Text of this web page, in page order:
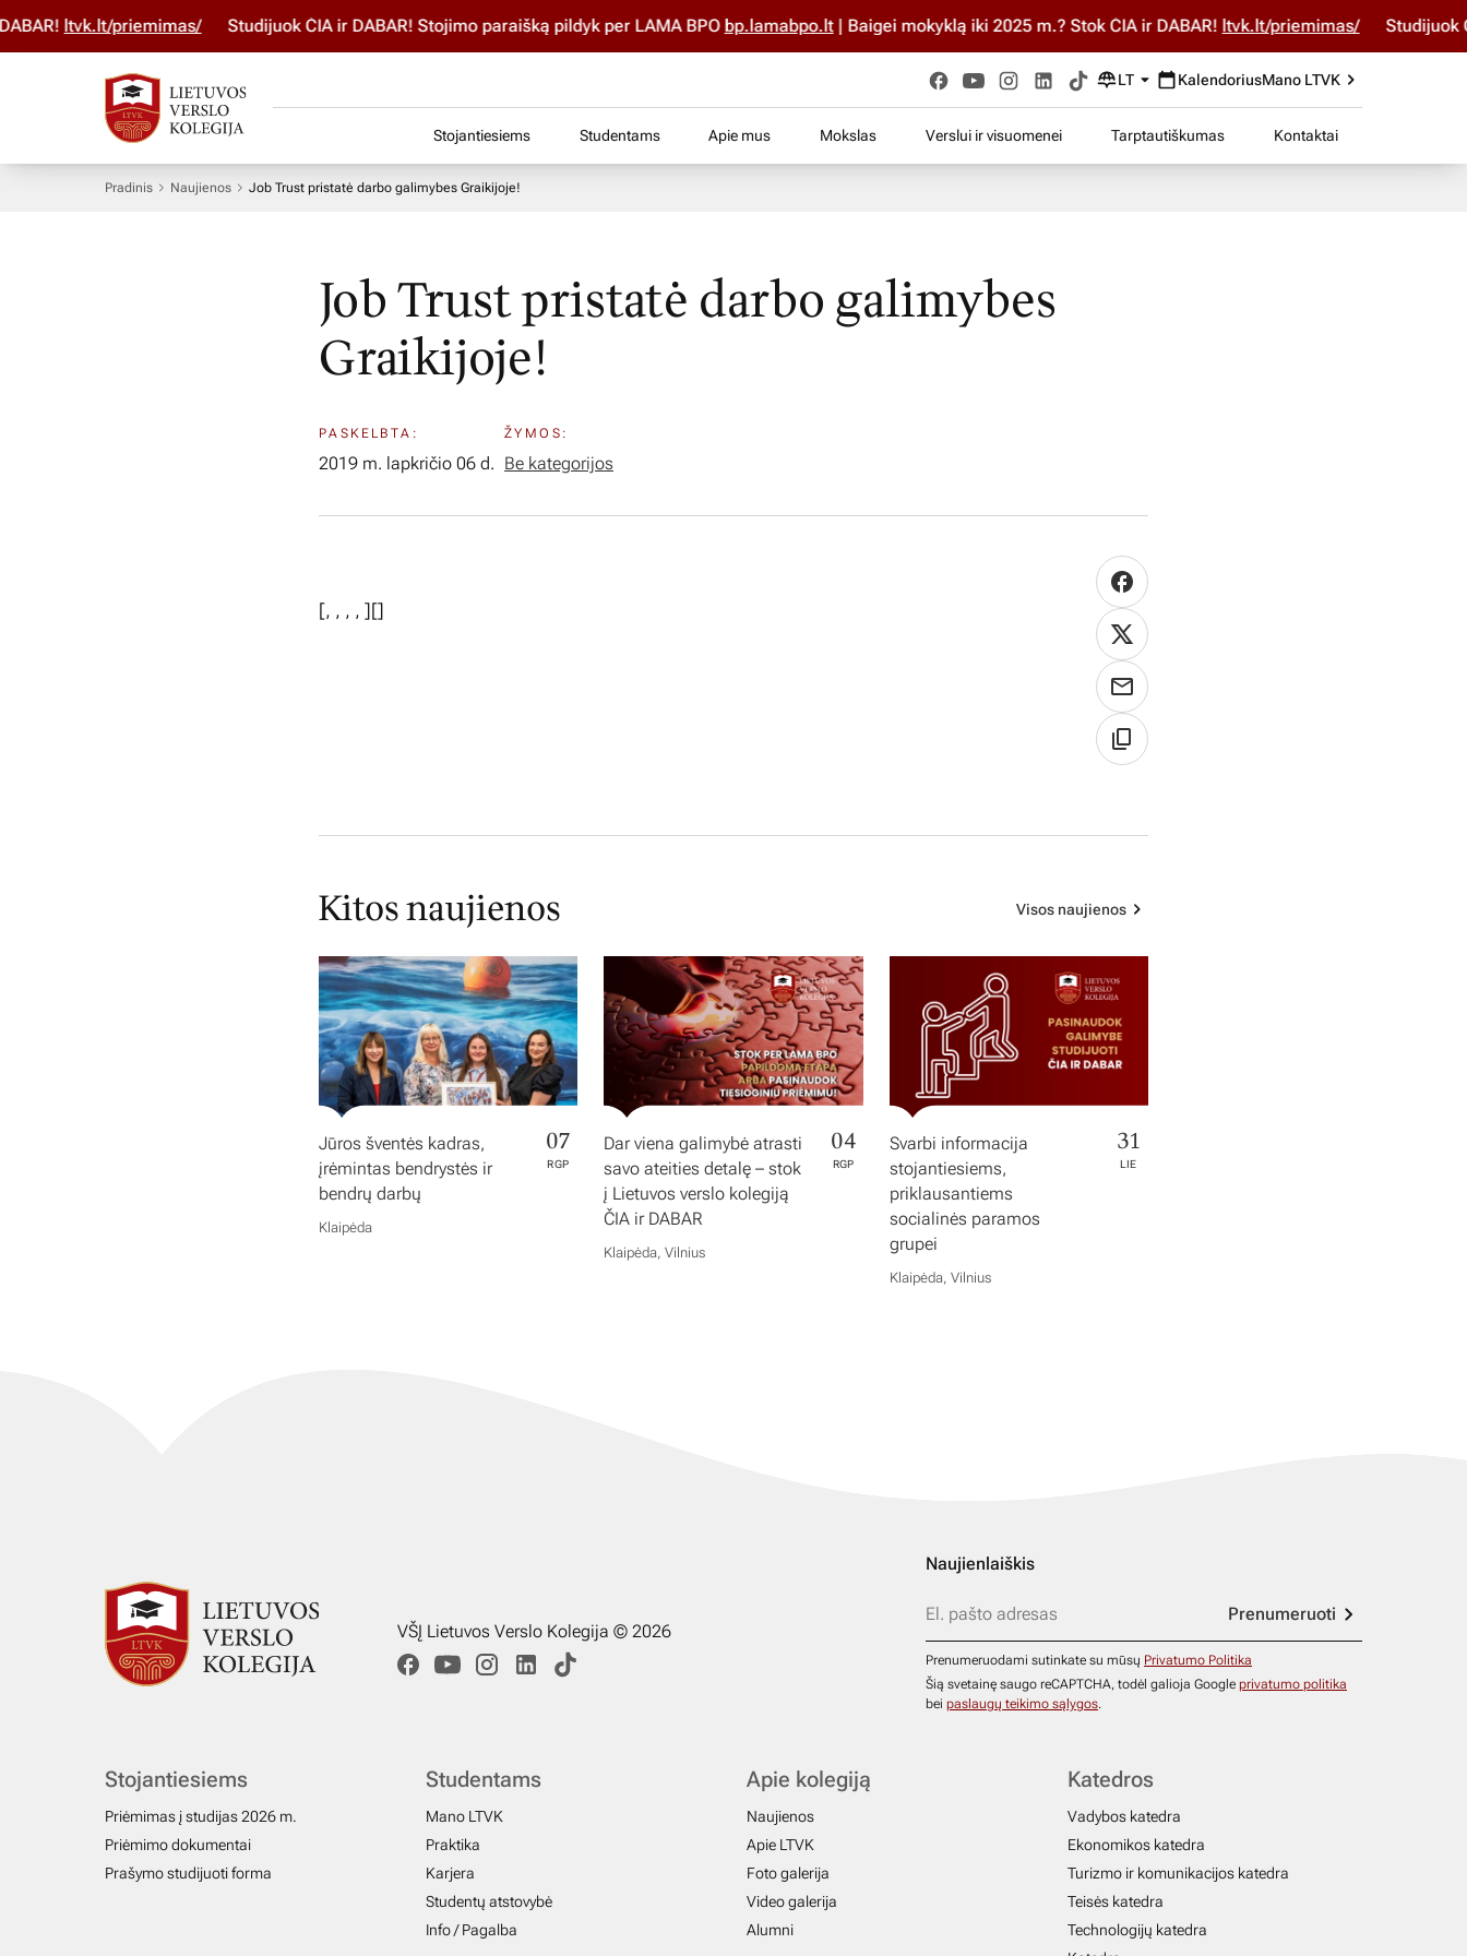
ltvk.lt/priemimas/ Studijuok ČIA ir DABAR! Stojimo paraišką pildyk per LAMA BPObp.lamabpo.lt| Baigei mokyklą iki 2025 m.? Stok ČIA ir DABAR!ltvk.lt/priemimas/ Studijuok ČIA
LT KalendoriusMano LTVK
Stojantiesiems Studentams Apie mus Mokslas Verslui ir visuomenei Tarptautiškumas Kontaktai
Pradinis Naujienos Job Trust pristatė darbo galimybes Graikijoje!
Job Trust pristatė darbo galimybes
Graikijoje!
PASKELBTA:
2019 m. lapkričio 06 d.
ŽYMOS:
Be kategorijos
[, , , , ][]
Kitos naujienos Visos naujienos
Jūros šventės kadras,
įrėmintas bendrystės ir
bendrų darbų
07
RGP
Klaipėda
Dar viena galimybė atrasti
savo ateities detalę – stok
į Lietuvos verslo kolegiją
ČIA ir DABAR
04
RGP
Klaipėda, Vilnius
Svarbi informacija
stojantiesiems,
priklausantiems
socialinės paramos
grupei
31
LIE
Klaipėda, Vilnius
VŠĮ Lietuvos Verslo Kolegija © 2026
Naujienlaiškis
Prenumeruoti
Prenumeruodami sutinkate su mūsų Privatumo Politika
Šią svetainę saugo reCAPTCHA, todėl galioja Google privatumo politika
bei paslaugų teikimo sąlygos.
Stojantiesiems
Priėmimas į studijas 2026 m.
Priėmimo dokumentai
Prašymo studijuoti forma
Studentams
Mano LTVK
Praktika
Karjera
Studentų atstovybė
Info / Pagalba
Apie kolegiją
Naujienos
Apie LTVK
Foto galerija
Video galerija
Alumni
Katedros
Vadybos katedra
Ekonomikos katedra
Turizmo ir komunikacijos katedra
Teisės katedra
Technologijų katedra